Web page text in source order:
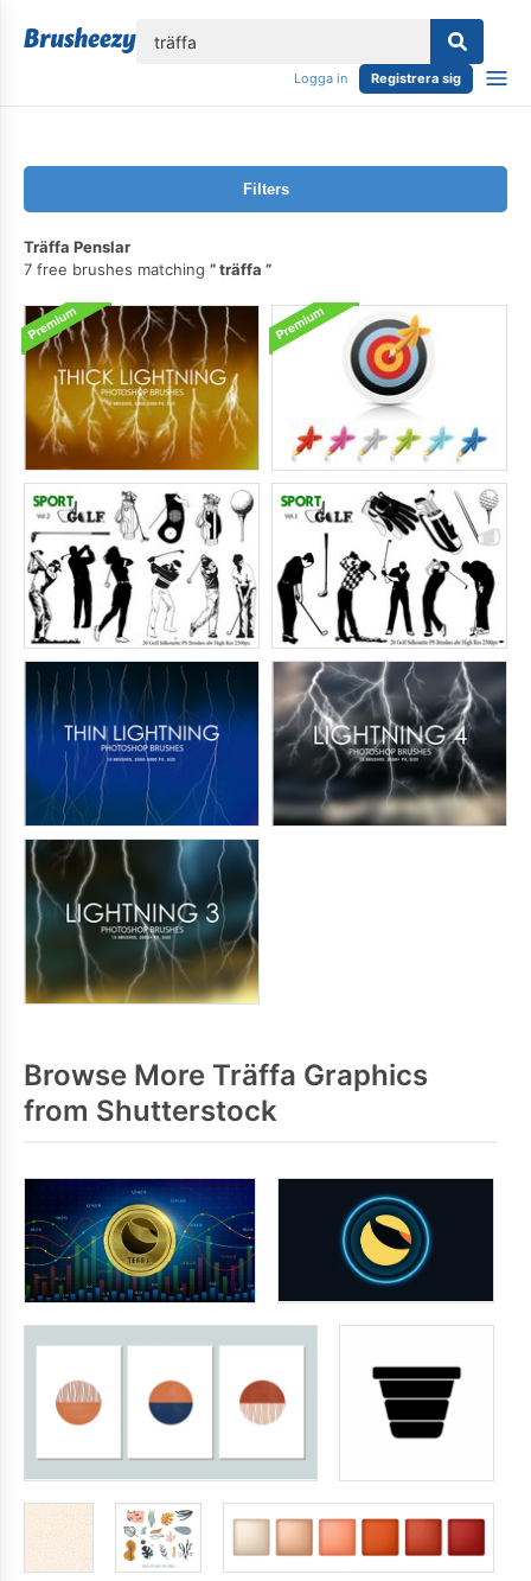
Logga in Registrera sig
Filters
Träffa Penslar
7 free brushes matching
träffa
Browse More Träffa Graphics
from Shutterstock